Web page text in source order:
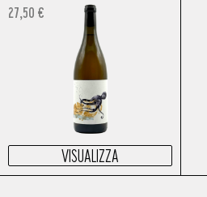
27,50 €
VISUALIZZA